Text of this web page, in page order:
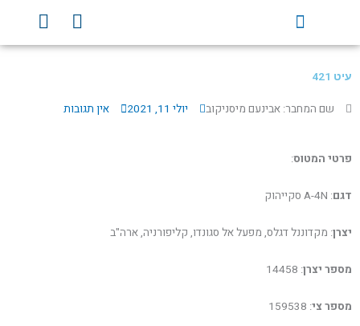
F
a
c
o
Y
o
u
עיט 421
שם המחבר: אבינעם מיסניקוב יולי 11, 2021 אין תגובות
פרטי המטוס:
דגם: A-4N סקייהוק
יצרן: מקדוננל דגלס, מפעל אל סגונדו, קליפורניה, ארה"ב
מספר יצרן: 14458
מספר צי: 159538